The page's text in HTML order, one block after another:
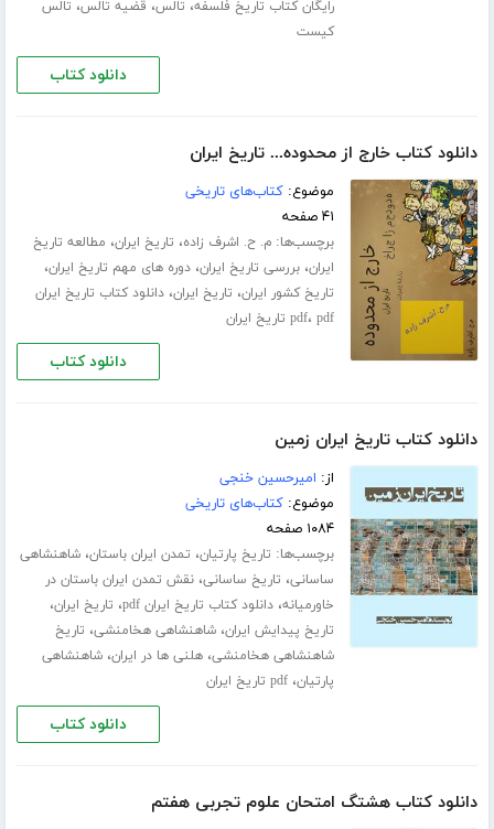
رایگان کتاب تاریخ فلسفه، تالس، قضیه تالس، تالس
کیست
دانلود کتاب
دانلود کتاب خارج از محدوده... تاریخ ایران
موضوع:کتاب‌های تاریخی
۴۱ صفحه
برچسب‌ها:م. ح. اشرف زاده، تاریخ ایران، مطالعه تاریخ
ایران،بررسی تاریخ ایران،دوره های مهم تاریخ ایران،
تاریخ کشور ایران، تاریخ ایران،دانلود کتاب تاریخ ایران
pdf، pdf تاریخ ایران
دانلود کتاب
دانلود کتاب تاریخ ایران زمین
از: امیرحسین خنجی
موضوع:کتاب‌های تاریخی
۱۰۸۴ صفحه
برچسب‌ها: تاریخ پارتیان، تمدن ایران باستان،شاهنشاهی
ساسانی، تاریخ ساسانی،نقش تمدن ایران باستان در
خاورمیانه،دانلود کتاب تاریخ ایران pdf ، تاریخ ایران،
تاریخ پیدایش ایران،شاهنشاهی هخامنشی، تاریخ
شاهنشاهی هخامنشی،هلنی ها در ایران،شاهنشاهی
پارتیان،pdf تاریخ ایران
دانلود کتاب
دانلود کتاب هشتگ امتحان علوم تجربی هفتم